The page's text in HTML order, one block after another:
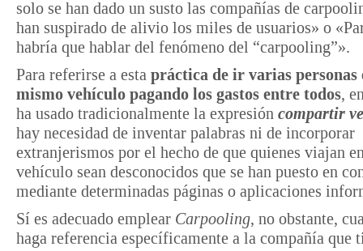
solo se han dado un susto las compañías de
han suspirado de alivio los miles de usuarios» o
habría que hablar del fenómeno del “carpooling”».
Para referirse a esta práctica de ir varias personas
mismo vehículo pagando los gastos entre todos,
ha usado tradicionalmente la expresión compartir
hay necesidad de inventar palabras ni de incorporar
extranjerismos por el hecho de que quienes viajan
vehículo sean desconocidos que se han puesto en
mediante determinadas páginas o aplicaciones
Sí es adecuado emplear Carpooling, no obstante,
haga referencia específicamente a la compañía que